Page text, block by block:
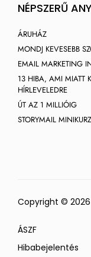
NÉPSZERŰ
ÁRUHÁZ
MONDJ KEVESEBB
EMAIL MARKETING
13 HIBA, AMI MIATT
HÍRLEVELEDRE
ÚT AZ 1 MILLIÓIG
STORYMAIL
Copyright © 2026
ÁSZF
Hibabejelentés